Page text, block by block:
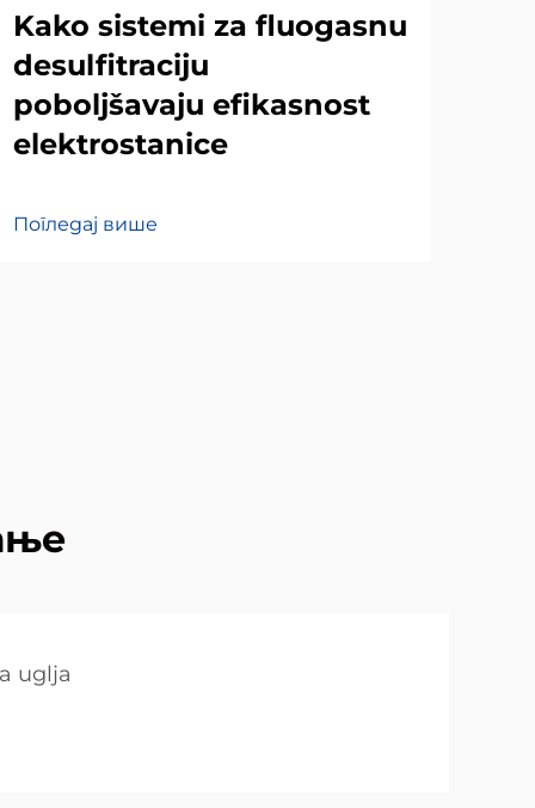
Kako sistemi za fluogasnu
desulfitraciju
poboljšavaju efikasnost
elektrostanice
Погледај више
uglja